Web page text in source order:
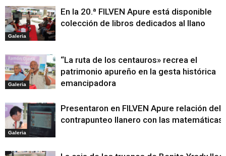
Galeria
En la 20.ª FILVEN Apure está disponible
colección de libros dedicados al llano
Galeria
“La ruta de los centauros» recrea el
patrimonio apureño en la gesta histórica
emancipadora
Galeria
Presentaron en FILVEN Apure relación del
contrapunteo llanero con las matemáticas